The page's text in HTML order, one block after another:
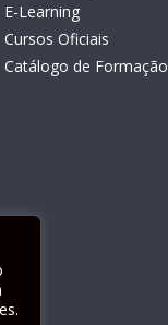
E-Learning
Cursos Oficiais
Catálogo de Formação